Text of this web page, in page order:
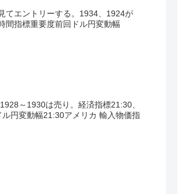
てエントリーする。1934、1924が
間指標重要度前回ドル円変動幅
～1930は売り。経済指標21:30、
円変動幅21:30アメリカ 輸入物価指